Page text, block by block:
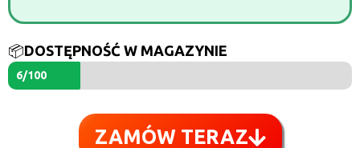
📦DOSTĘPNOŚĆ W MAGAZYNIE
6/100
ZAMÓW TERAZ